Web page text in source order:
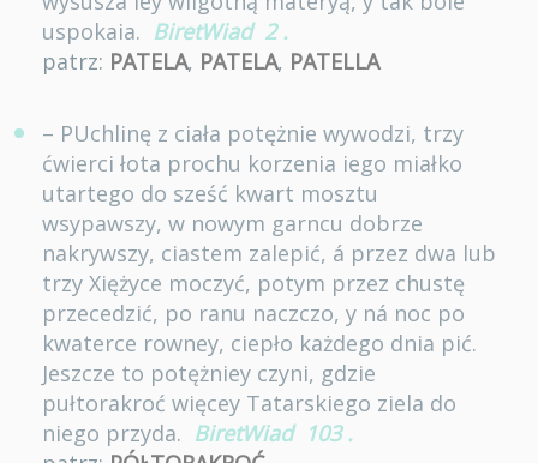
uspokaia. BiretWiad 2 .
patrz: PATELA, PATELA, PATELLA
– PUchlinę z ciała potężnie wywodzi, trzy
ćwierci łota prochu korzenia iego miałko
utartego do sześć kwart mosztu
wsypawszy, w nowym garncu dobrze
nakrywszy, ciastem zalepić, á przez dwa lub
trzy Xiężyce moczyć, potym przez chustę
przecedzić, po ranu naczczo, y ná noc po
kwaterce rowney, ciepło każdego dnia pić.
Jeszcze to potężniey czyni, gdzie
pułtorakroć więcey Tatarskiego ziela do
niego przyda. BiretWiad 103 .